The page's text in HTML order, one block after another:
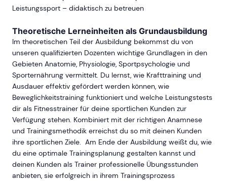
Leistungssport – didaktisch zu betreuen
Theoretische Lerneinheiten als Grundausbildung
Im theoretischen Teil der Ausbildung bekommst du von
unseren qualifizierten Dozenten wichtige Grundlagen in den
Gebieten Anatomie, Physiologie, Sportpsychologie und
Sporternährung vermittelt. Du lernst, wie Krafttraining und
Ausdauer effektiv gefördert werden können, wie
Beweglichkeitstraining funktioniert und welche Leistungstests
dir als Fitnesstrainer für deine sportlichen Kunden zur
Verfügung stehen. Kombiniert mit der richtigen Anamnese
und Trainingsmethodik erreichst du so mit deinen Kunden
ihre sportlichen Ziele. Am Ende der Ausbildung weißt du, wie
du eine optimale Trainingsplanung gestalten kannst und
deinen Kunden als Trainer professionelle Übungsstunden
anbieten, sie erfolgreich in ihrem Trainingsprozess